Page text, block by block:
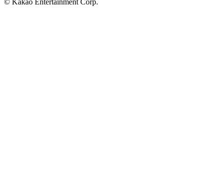
© Kakao Entertainment Corp.